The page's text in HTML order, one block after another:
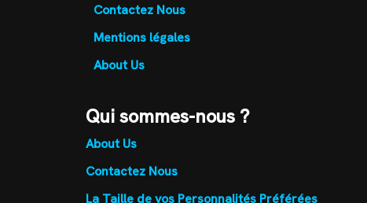
Contactez Nous
Mentions légales
About Us
Qui sommes-nous ?
About Us
Contactez Nous
La Taille de vos Personnalités Préférées